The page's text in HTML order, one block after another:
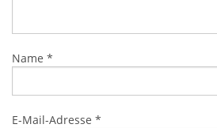
Name *
E-Mail-Adresse *